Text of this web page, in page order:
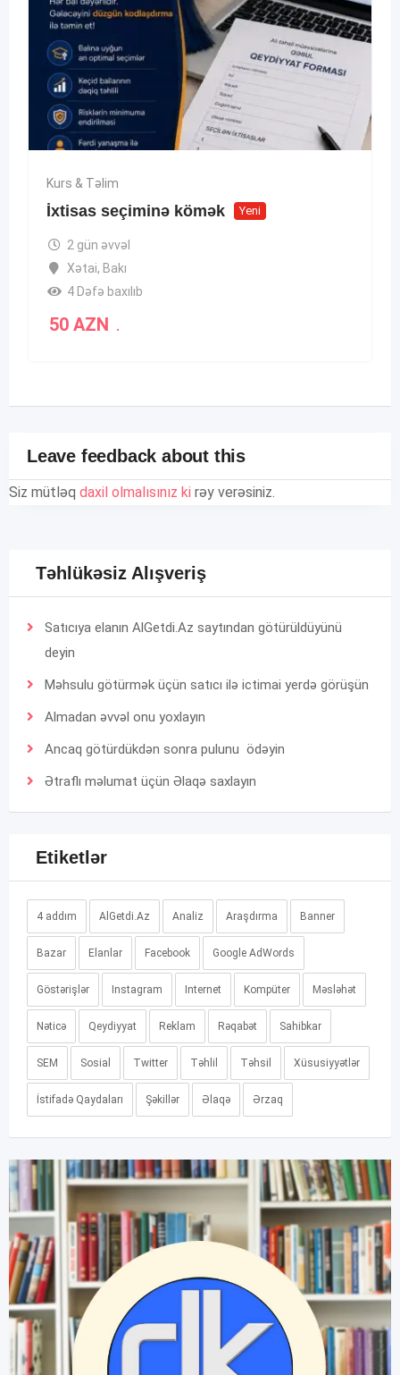
Kurs & Təlim
İxtisas seçiminə kömək Yeni
2 gün əvvəl
Xətai, Bakı
4 Dəfə baxılıb
50 AZN .
Leave feedback about this
Siz mütləq daxil olmalısınız ki rəy verəsiniz.
Təhlükəsiz Alışveriş
Satıcıya elanın AlGetdi.Az saytından götürüldüyünü
deyin
Məhsulu götürmək üçün satıcı ilə ictimai yerdə görüşün
Almadan əvvəl onu yoxlayın
Ancaq götürdükdən sonra pulunu ödəyin
Ətraflı məlumat üçün Əlaqə saxlayın
Etiketlər
4 addım AlGetdi.Az Analiz Araşdırma Banner
Bazar Elanlar Facebook Google AdWords
Göstərişlər Instagram Internet Kompüter Məsləhət
Nəticə Qeydiyyat Reklam Rəqabət Sahibkar
SEM Sosial Twitter Təhlil Təhsil Xüsusiyyətlər
İstifadə Qaydaları Şəkillər Əlaqə Ərzaq